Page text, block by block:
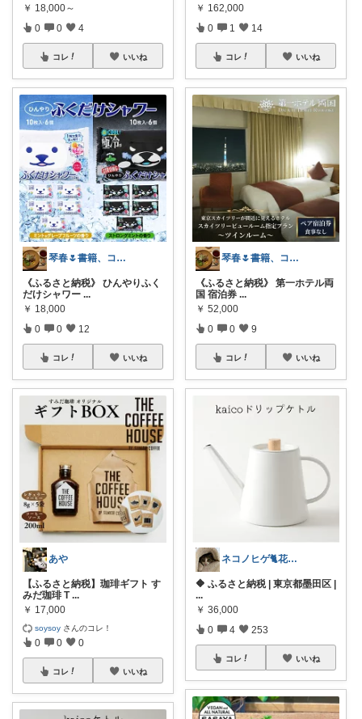
￥ 18,000～
0 0 4
コレ いいね
琴春🌷書籍、コスメ好き📚💄
《ふるさと納税》 ひんやりふく
だけシャワー ...
￥ 18,000
0 0 12
コレ いいね
あや
【ふるさと納税】珈琲ギフト す
みだ珈琲 T ...
￥ 17,000
soysoy さんのコレ！
0 0 0
コレ いいね
￥ 162,000
0 1 14
コレ いいね
琴春🌷書籍、コスメ好き📚💄
《ふるさと納税》 第一ホテル両
国 宿泊券 ...
￥ 52,000
0 0 9
コレ いいね
ネコノヒゲ🐈花好きオタクの庭🪴
🔶 ふるさと納税 | 東京都墨田区 |
...
￥ 36,000
0 4 253
コレ いいね